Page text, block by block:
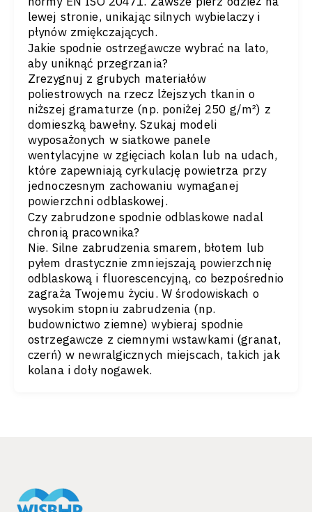
lewej stronie, unikając silnych wybielaczy i
płynów zmiękczających.
Jakie spodnie ostrzegawcze wybrać na lato,
aby uniknąć przegrzania?
Zrezygnuj z grubych materiałów
poliestrowych na rzecz lżejszych tkanin o
niższej gramaturze (np. poniżej 250 g/m²) z
domieszką bawełny. Szukaj modeli
wyposażonych w siatkowe panele
wentylacyjne w zgięciach kolan lub na udach,
które zapewniają cyrkulację powietrza przy
jednoczesnym zachowaniu wymaganej
powierzchni odblaskowej.
Czy zabrudzone spodnie odblaskowe nadal
chronią pracownika?
Nie. Silne zabrudzenia smarem, błotem lub
pyłem drastycznie zmniejszają powierzchnię
odblaskową i fluorescencyjną, co bezpośrednio
zagraża Twojemu życiu. W środowiskach o
wysokim stopniu zabrudzenia (np.
budownictwo ziemne) wybieraj spodnie
ostrzegawcze z ciemnymi wstawkami (granat,
czerń) w newralgicznych miejscach, takich jak
kolana i doły nogawek.